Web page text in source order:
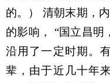
的。） 清朝末期，
的影响， “国立昌明
沿用了一定时期。
辈，由于近几十年